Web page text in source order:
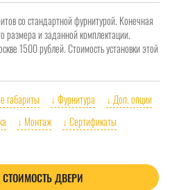
со стандартной фурнитурой. Конечная
размера и заданной комплектации.
1500 рублей. Стоимость установки этой
габариты ↓ Фурнитура
↓ Доп. опции
↓ Монтаж
↓ Сертификаты
ДВЕРИ